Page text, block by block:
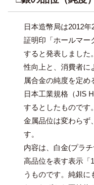
日本造幣局は2012
証明印「ホールマー
すると発表しました
性向上と、消費者に
属合金の純度を定め
日本工業規格（JIS
するとしたものです
金属品位は変わらず
す。
内容は、白金(プラ
高品位を表す表示「
うものです。純銀に